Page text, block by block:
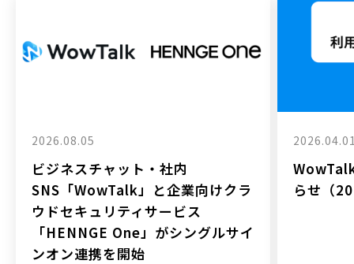
2026.08.05
ビジネスチャット・社内
SNS「WowTalk」と企業向けクラ
ウドセキュリティサービス
「HENNGE One」がシングルサイ
ンオン連携を開始
らせ（